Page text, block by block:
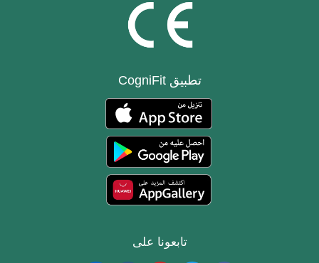
تطبيق CogniFit
تابعونا على